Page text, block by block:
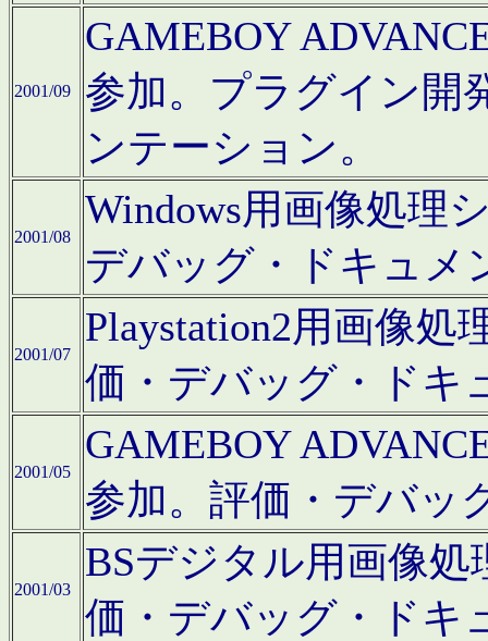
2001/09
GAMEBOY
参加。プラグイン開
ンテーション。
2001/08
Windows用画像処理
デバッグ・ドキュメ
2001/07
Playstation2用画像
価・デバッグ・ドキ
2001/05
GAMEBOY
参加。評価・デバッ
2001/03
BSデジタル用画像
価・デバッグ・ドキ